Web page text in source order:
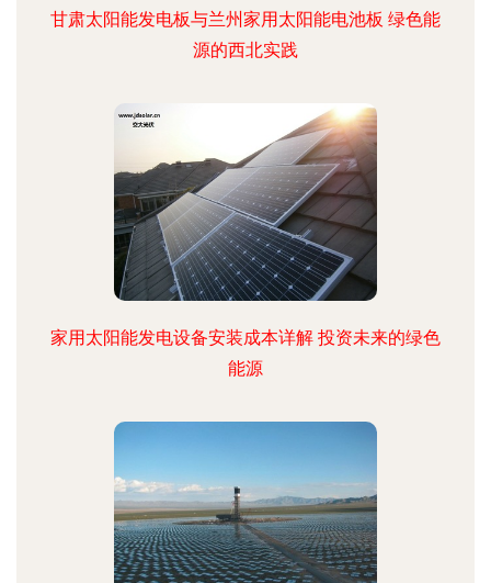
甘肃太阳能发电板与兰州家用太阳能电池板 绿色能
源的西北实践
家用太阳能发电设备安装成本详解 投资未来的绿色
能源